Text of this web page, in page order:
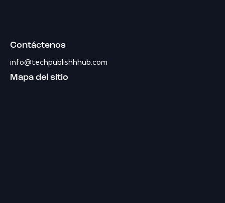
Contáctenos
info@techpublishhhub.com
Mapa del sitio